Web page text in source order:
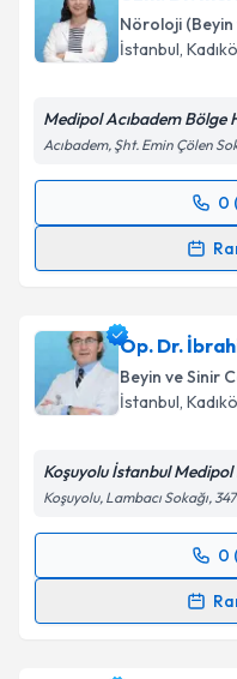
Nöroloji (Beyin
İstanbul,
Medipol Acıbadem Bölge
Acıbadem, Şht. Emin Çölen
0
Randevu
takvim
E-posta Adresiniz
Kişisel
Metni'ni
kapsamda
Op. Dr.
Beyin ve Sinir
İstanbul,
Koşuyolu İstanbul
Koşuyolu, Lambacı Sokağı,
0
Randevu